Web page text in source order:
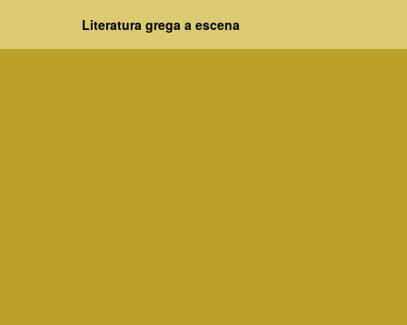
Literatura grega a escena